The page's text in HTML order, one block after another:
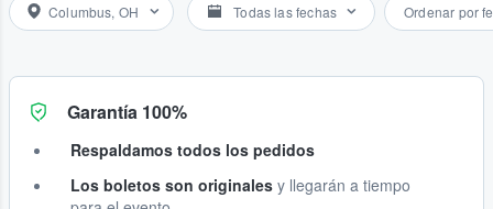
Columbus, OH Todas las fechas Ordenar por
Garantía 100%
Respaldamos todos los pedidos
Los boletos son originales y llegarán a tiempo